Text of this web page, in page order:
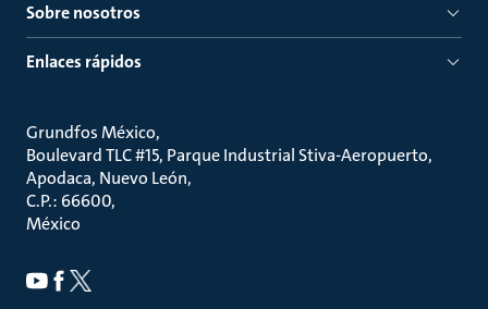
Sobre nosotros
Enlaces rápidos
Grundfos México
Boulevard TLC #15, Parque Industrial Stiva-Aeropuerto,
Apodaca, Nuevo León
C.P.: 66600
México